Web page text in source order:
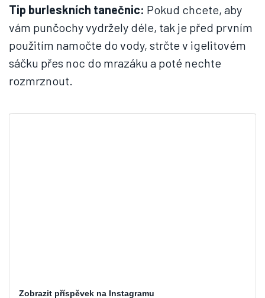
Tip burleskních tanečnic: Pokud chcete, aby
vám punčochy vydržely déle, tak je před prvním
použitím namočte do vody, strčte v igelitovém
sáčku přes noc do mrazáku a poté nechte
rozmrznout.
Zobrazit příspěvek na Instagramu